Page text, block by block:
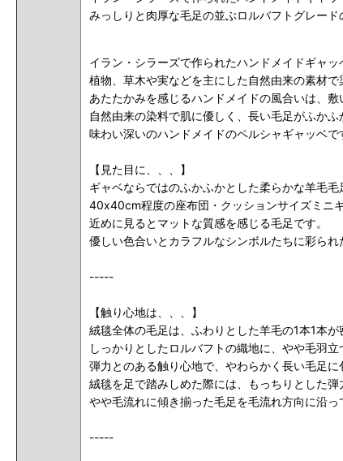
みっしりと肉厚な毛足の並ぶロルバフトグレード
イラン・シラーズで作られたハンドメイドギャッ
植物、草木や実などを主にした自然由来の素材
あたたかみを感じるハンドメイドの風合いは、
自然由来の染料で肌に優しく、長い毛足がふかふ
味わい深いのハンドメイドのペルシャギャッベで
【見た目に、、、】
ギャベならではのふかふかとした柔らかな羊毛
40x40cm程度の座布団・クッションサイズミニ
近めに見るとマットな質感を感じる毛足です。
優しい色合いとカラフルなシンボルたちに彩ら
-----
【触り心地は、、、】
絨毯全体の毛足は、ふわりとした羊毛の1本1本が
しっかりとしたロルバフトの織地に、やや毛羽
弾力とのある触り心地で、やわらかく長い毛足に
絨毯を足で踏みしめた際には、もっちりとした
やや毛流れに傾き揃った毛足を毛流れ方向に沿
-----